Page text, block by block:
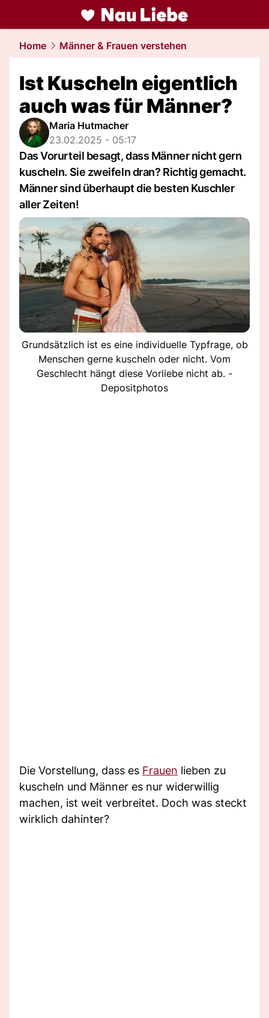
liebe.NAU.ch
Home Männer & Frauen verstehen
Ist Kuscheln eigentlich
auch was für Männer?
Maria Hutmacher
23.02.2025 - 05:17
Das Vorurteil besagt, dass Männer nicht gern
kuscheln. Sie zweifeln dran? Richtig gemacht.
Männer sind überhaupt die besten Kuschler
aller Zeiten!
Grundsätzlich ist es eine individuelle Typfrage, ob
Menschen gerne kuscheln oder nicht. Vom
Geschlecht hängt diese Vorliebe nicht ab. -
Depositphotos
Die Vorstellung, dass es Frauen lieben zu
kuscheln und Männer es nur widerwillig
machen, ist weit verbreitet. Doch was steckt
wirklich dahinter?